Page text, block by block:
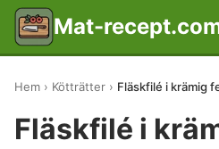
Mat-
Hem Kötträtter Fläskfilé i krämig
Fläskfilé i